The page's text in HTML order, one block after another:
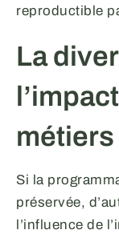
reproductible
La
métiers
Si la
préservée,
l’influence de